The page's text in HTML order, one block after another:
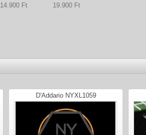
14.900 Ft 19.900 Ft
D'Addario NYXL1059